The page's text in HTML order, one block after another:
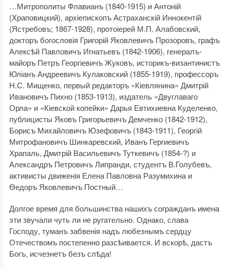
…Митрополиты Флавианъ (1840-1915) и Антоній
(Храповицкий), архіепископъ Астраханскій Иннокентій
(Ястребовъ; 1867-1928), протоіерей М.П. Алабовский,
докторъ богословія Григорій Яковлевичъ Прозоровъ, графъ
Алексѣй Павловичъ Игнатьевъ (1842-1906), генералъ-
майоръ Петръ Георгіевичъ Жуковъ, историкъ-византинистъ
Юліанъ Андреевичъ Кулаковский (1855-1919), профессоръ
Н.С. Мищенко, первый редакторъ «Кіевлянина» Дмитрій
Ивановичъ Пихно (1853-1913), издатель «Двуглаваго
Орла» и «Кіевской копейки» Дарья Евтихиевна Куделенко,
публицисты Яковъ Григорьевичъ Демченко (1842-1912),
Борисъ Михайловичъ Юзефовичъ (1843-1911), Георгій
Митрофановичъ Шинкаревский, Иванъ Гергиевичъ
Храпаль, Дмитрій Васильевичъ Туткевичъ (1854-?) и
Александръ Петровичъ Липранди, студентъ В.Голубевъ,
активисты движенія Елена Павловна Разумихина и
Ѳедоръ Яковлевичъ Постный…
Долгое время для большинства нашихъ согражданъ имена
эти звучали чуть ли не ругательно. Однако, слава
Господу, туманъ забвенія надъ любезнымъ сердцу
Отечествомъ постепенно разсѣивается. И вскорѣ, дастъ
Богъ, исчезнетъ безъ слѣда!